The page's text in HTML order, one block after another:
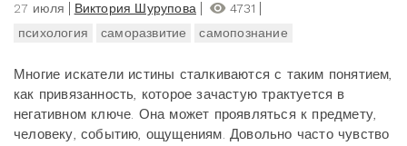
27 июля Виктория Шурупова
4731
психология
саморазвитие самопознание
Многие искатели истины сталкиваются с таким понятием,
как привязанность, которое зачастую трактуется в
негативном ключе. Она может проявляться к предмету,
человеку, событию, ощущениям. Довольно часто чувство